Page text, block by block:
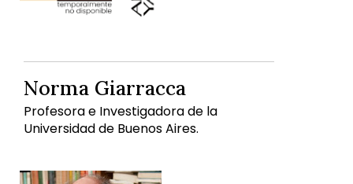
Norma Giarracca
Profesora e Investigadora de la
Universidad de Buenos Aires.